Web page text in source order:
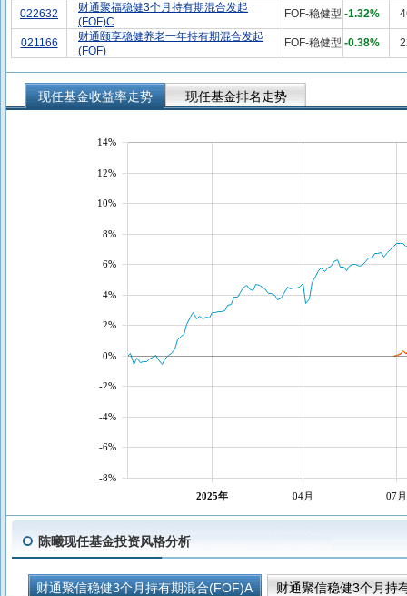
022632
财通聚福稳健3个月持有期混合发起
(FOF)C
FOF-稳健型 -1.32%
021166
财通颐享稳健养老一年持有期混合发起
(FOF)
FOF-稳健型 -0.38%
现任基金收益率走势 现任基金排名走势
2025年 04月 07月
-8%
-6%
-4%
-2%
0%
2%
4%
6%
8%
10%
12%
14%
陈曦现任基金投资风格分析
财通聚信稳健3个月持有期混合(FOF)A
财通聚信稳健3个月持